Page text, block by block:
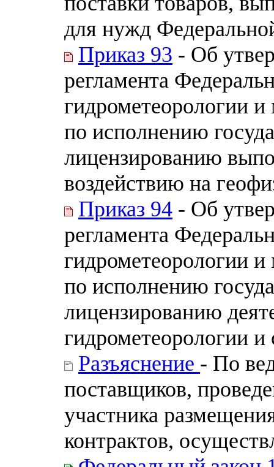
для нужд
Приказ 93 - Об
регламента
гидрометеорологии
по исполнению
лицензированию
воздействию на
Приказ 94 - Об
регламента
гидрометеорологии
по исполнению
лицензированию
гидрометеорологии
Разъяснение - По
поставщиков,
участника
контрактов,